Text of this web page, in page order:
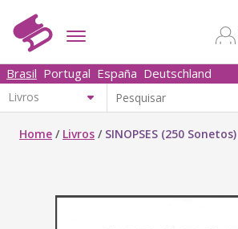
Brasil Portugal España Deutschland
Home / Livros / SINOPSES (250 Sonetos)